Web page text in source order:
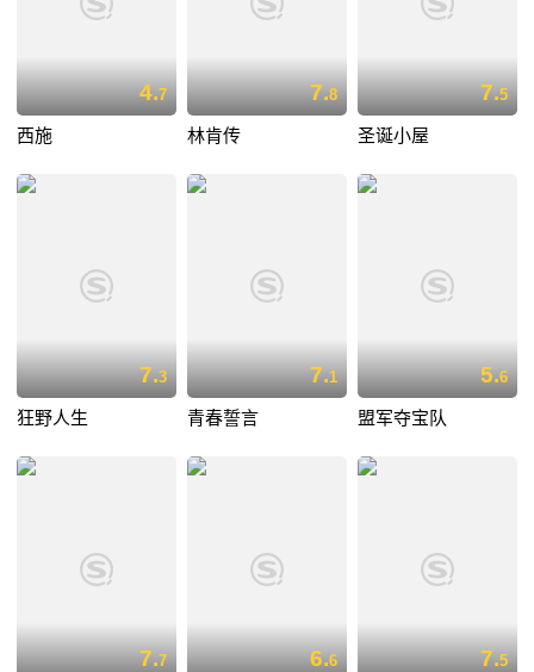
4.7
西施
7.8
林肯传
7.5
圣诞小屋
7.3
狂野人生
7.1
青春誓言
5.6
盟军夺宝队
7.7 6.6 7.5